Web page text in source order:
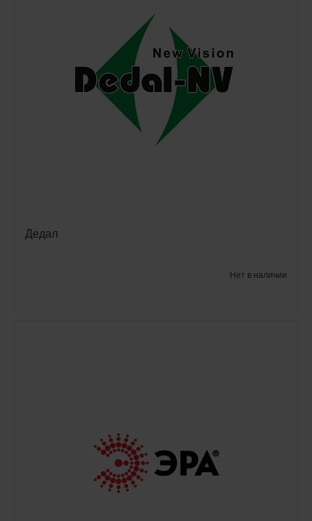
Дедал
Нет в наличии